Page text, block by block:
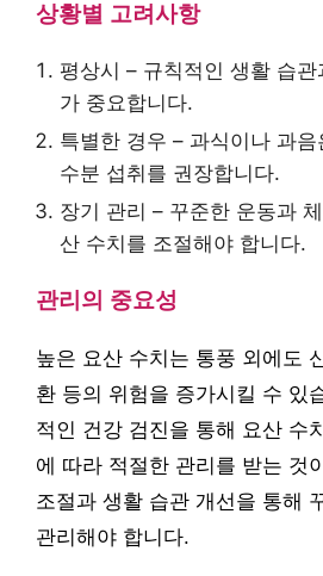
상황별 고려사항
평상시 – 규칙적인 생활 습
가 중요합니다.
특별한 경우 – 과식이나 과
수분 섭취를 권장합니다.
장기 관리 – 꾸준한 운동과
산 수치를 조절해야 합니다.
관리의 중요성
높은 요산 수치는 통풍 외에도
환 등의 위험을 증가시킬 수 있
적인 건강 검진을 통해 요산 수
에 따라 적절한 관리를 받는 것
조절과 생활 습관 개선을 통해
관리해야 합니다.